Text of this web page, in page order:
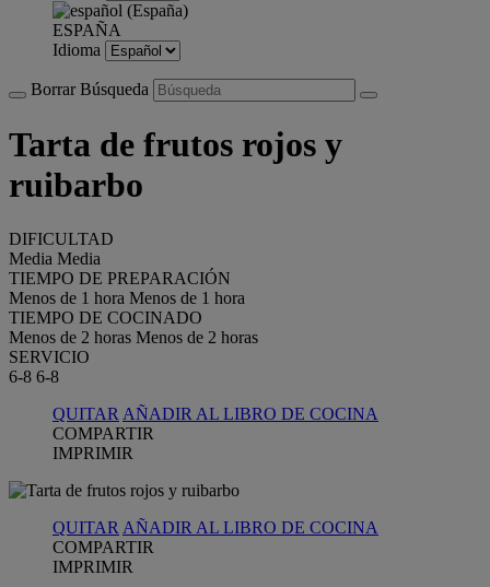
ESPAÑA
Idioma
Borrar Búsqueda
Tarta de frutos rojos y
ruibarbo
DIFICULTAD
Media Media
TIEMPO DE PREPARACIÓN
Menos de 1 hora Menos de 1 hora
TIEMPO DE COCINADO
Menos de 2 horas Menos de 2 horas
SERVICIO
6-8 6-8
QUITAR AÑADIR AL LIBRO DE COCINA
COMPARTIR
IMPRIMIR
QUITAR AÑADIR AL LIBRO DE COCINA
COMPARTIR
IMPRIMIR